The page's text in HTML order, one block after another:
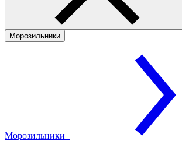
Морозильники
Морозильники